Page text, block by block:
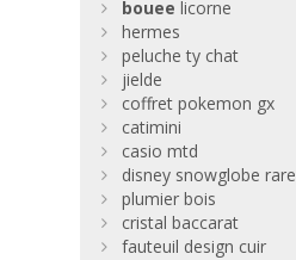
bouee licorne
hermes
peluche ty chat
jielde
coffret pokemon gx
catimini
casio mtd
disney snowglobe rare
plumier bois
cristal baccarat
fauteuil design cuir